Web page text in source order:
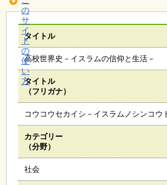
せ
講
座
・
イ
ベ
ト
設
の
サ
イ
ト
の
使
い
方
タイトル
高校世界史－イスラムの信仰と生活－
タイトル
（フリガナ）
コウコウセカイシ－イスラムノシンコウ
カテゴリー
（分野）
社会